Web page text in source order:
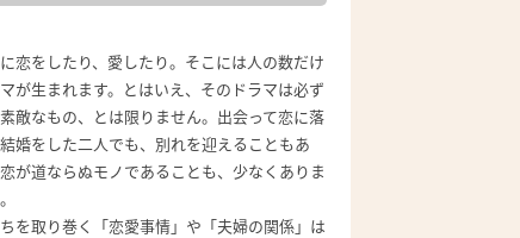
恋をしたり、愛したり。そこには人の数だけ
マが生まれます。とはいえ、そのドラマは必ず
敵なもの、とは限りません。出会って恋に落
婚をした二人でも、別れを迎えることもあ
が道ならぬモノであることも、少なくありま
を取り巻く「恋愛事情」や「夫婦の関係」は